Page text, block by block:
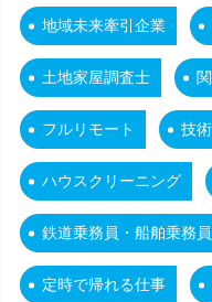
地域未来牽引企業
土地家屋調査士
フルリモート 技
ハウスクリーニング
鉄道乗務員・船舶乗務員
定時で帰れる仕事